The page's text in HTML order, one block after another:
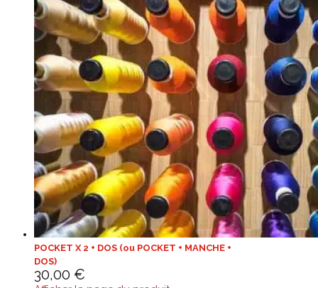
POCKET X 2 + DOS (ou POCKET + MANCHE +
DOS)
30,00 €